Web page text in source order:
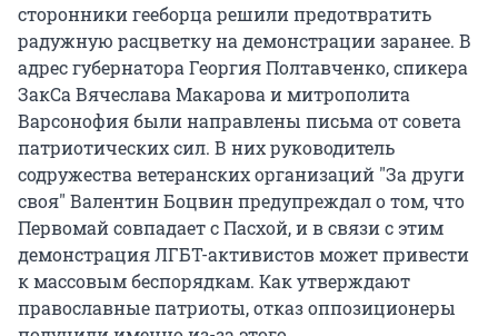
сторонники гееборца решили предотвратить
радужную расцветку на демонстрации заранее. В
адрес губернатора Георгия Полтавченко, спикера
ЗакСа Вячеслава Макарова и митрополита
Варсонофия были направлены письма от совета
патриотических сил. В них руководитель
содружества ветеранских организаций "За други
своя" Валентин Боцвин предупреждал о том, что
Первомай совпадает с Пасхой, и в связи с этим
демонстрация ЛГБТ-активистов может привести
к массовым беспорядкам. Как утверждают
православные патриоты, отказ оппозиционеры